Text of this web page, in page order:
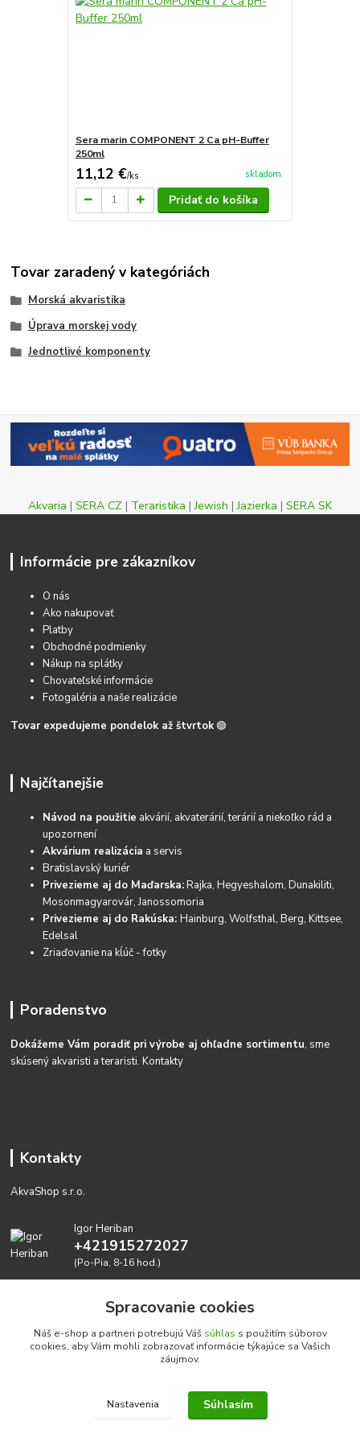
Sera marin COMPONENT 2 Ca pH-Buffer
250ml
11,12 €/ks skladom
Pridať do košíka
Tovar zaradený v kategóriách
Morská akvaristika
Úprava morskej vody
Jednotlivé komponenty
Akvaria | SERA CZ | Teraristika |Jewish |Jazierka | SERA SK
Informácie pre zákazníkov
O nás
Ako nakupovať
Platby
Obchodné podmienky
Nákup na splátky
Chovateľské informácie
Fotogaléria a naše realizácie
Tovar expedujeme pondelok až štvrtok 🟢
Najčítanejšie
Návod na použitie akvárií, akvaterárií, terárií a niekoľko rád a
upozornení
Akvárium realizácia a servis
Bratislavský kuriér
Privezieme aj do Maďarska:Rajka, Hegyeshalom, Dunakiliti,
Mosonmagyarovár, Janossomoria
Privezieme aj do Rakúska:Hainburg, Wolfsthal, Berg, Kittsee,
Edelsal
Zriaďovanie na kĺúč - fotky
Poradenstvo
Dokážeme Vám poradiť pri výrobe aj ohľadne sortimentu, sme
skúsený akvaristi a teraristi.Kontakty
Kontakty
AkvaShop s.r.o.
Igor Heriban
+421915272027
(Po-Pia, 8-16 hod.)
Realizujeme prírodné akvária: AkvaShop s.r.o. • IBAN:
SK3911000000002947087849
Spracovanie cookies
Náš e-shop a partneri potrebujú Váš súhlas s použitím súborov
cookies, aby Vám mohli zobrazovať informácie týkajúce sa Vašich
záujmov.
Nastavenia Súhlasím